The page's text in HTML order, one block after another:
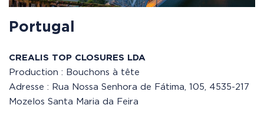
Portugal
CREALIS TOP CLOSURES LDA
Production : Bouchons à tête
Adresse : Rua Nossa Senhora de Fátima, 105, 4535-217
Mozelos Santa Maria da Feira